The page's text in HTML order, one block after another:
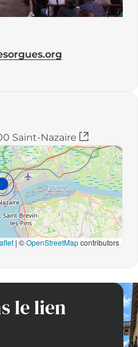
Saint-Nazaire
| ©OpenStreetMapcontributors
le lien